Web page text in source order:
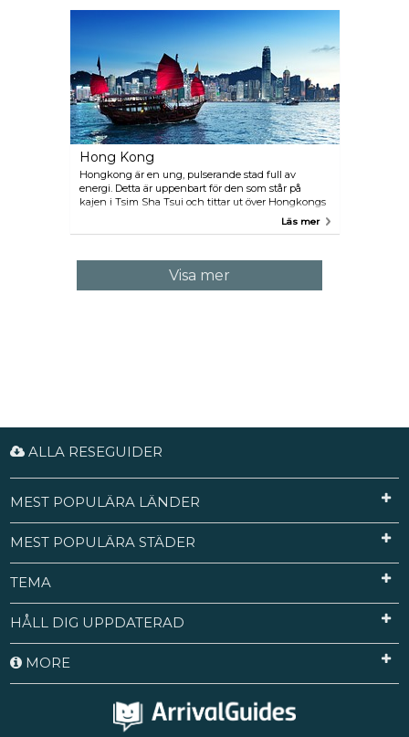
kulinariska läckerheter från hela världen. Med sitt
högt stigande centrum och stora förorter, är det
svårt att inte dras med av livet i huvudstaden
Victoria- "the place to be", men dagsturer till statens
vilda natur är också mycket populära.
Hong Kong
Hongkong är en ung, pulserande stad full av
energi. Detta är uppenbart för den som står på
kajen i Tsim Sha Tsui och tittar ut över Hongkongs
imponerande horisont av skyskrapor. Dessutom är
vackra landskap, floder av elektronisk utrustning,
fartfyllda nattliv och bra mat är Hongkong ett
Läs mer
Visa mer
ALLA RESEGUIDER
MEST POPULÄRA LÄNDER
MEST POPULÄRA STÄDER
TEMA
HÅLL DIG UPPDATERAD
MORE